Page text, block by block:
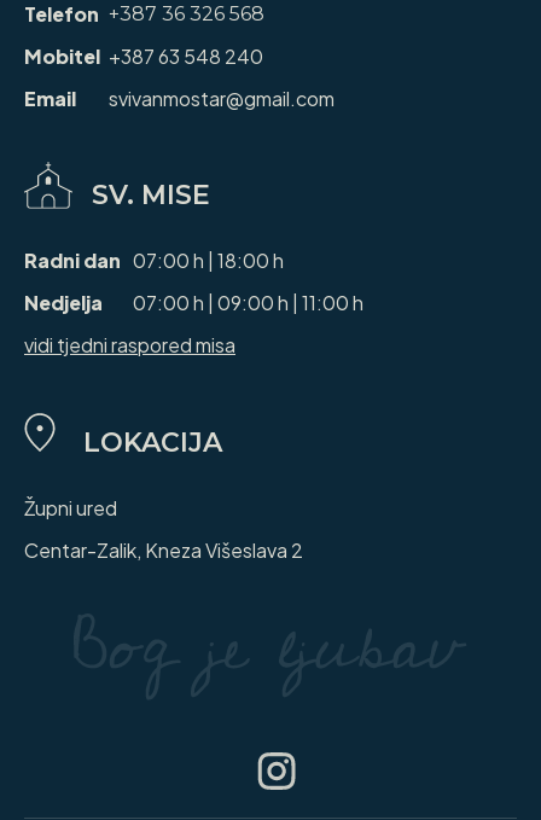
Telefon +387 36 326 568
Mobitel +387 63 548 240
Email
svivanmostar@gmail.com
SV. MISE
Radni dan 07:00 h | 18:00 h
Nedjelja
07:00 h | 09:00 h | 11:00 h
vidi tjedni raspored misa
LOKACIJA
Župni ured
Centar-Zalik, Kneza Višeslava 2